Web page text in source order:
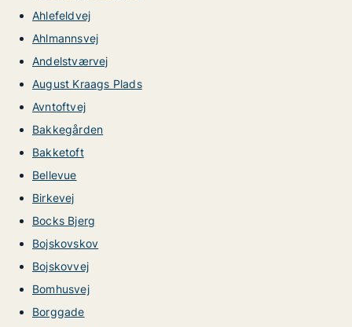
Ahlefeldvej
Ahlmannsvej
Andelstværvej
August Kraags Plads
Avntoftvej
Bakkegården
Bakketoft
Bellevue
Birkevej
Bocks Bjerg
Bojskovskov
Bojskovvej
Bomhusvej
Borggade